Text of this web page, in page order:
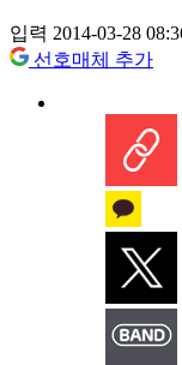
입력 2014-03-28
선호매체 추가